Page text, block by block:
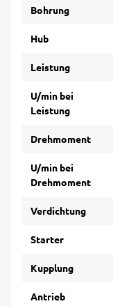
Bohrung
Hub
Leistung
U/min bei
Leistung
Drehmoment
U/min bei
Drehmoment
Verdichtung
Starter
Kupplung
Antrieb